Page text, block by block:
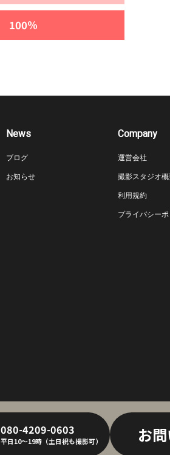
100%
News
ブログ
お知らせ
Company
運営会社
撮影スタジオ
利用規約
プライバシー
080-4209-0603
平日10～19時（土日祝も撮影可） お